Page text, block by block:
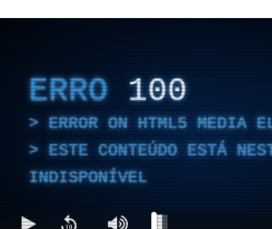
ERRO 100
ERROR ON HTML5 MEDIA
ESTE CONTEÚDO ESTÁ
INDISPONÍVEL